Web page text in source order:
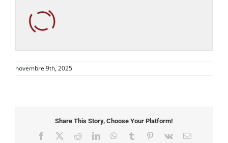
novembre 9th, 2025
Share This Story, Choose Your Platform!
Facebook RedditLinkedInWhatsApp
Tumblr Pinterest
Vk Email